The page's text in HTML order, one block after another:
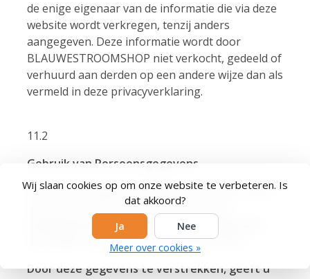
Wij slaan cookies op om onze website te verbeteren. Is
dat akkoord?
Ja
Nee
Meer over cookies »
de enige eigenaar van de informatie die via deze
website wordt verkregen, tenzij anders
aangegeven. Deze informatie wordt door
BLAUWESTROOMSHOP niet verkocht, gedeeld of
verhuurd aan derden op een andere wijze dan als
vermeld in deze privacyverklaring.
11.2
Gebruik van Persoonsgegevens
De persoonsgegevens waarmee wij u als online
bezoeker kunnen identificeren, worden
uitsluitend door u zelf en op vrijwillige basis
(bijvoorbeeld via een formulier).
Door deze gegevens te verstrekken, geeft u